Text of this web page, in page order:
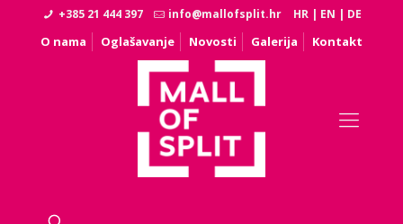
+385 21 444 397 info@mallofsplit.hr HR | EN | DE
O nama Oglašavanje Novosti Galerija Kontakt